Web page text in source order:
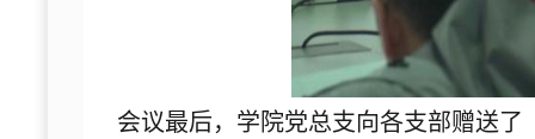
会议最后，学院党总支向各支部赠送